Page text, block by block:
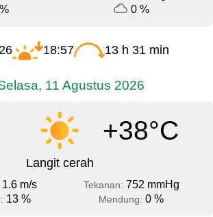
0 %
18:57 13 h 31 min
11 Agustus 2026
+38°C
Langit cerah
m/s Tekanan: 752 mmHg
13 % Mendung: 0 %